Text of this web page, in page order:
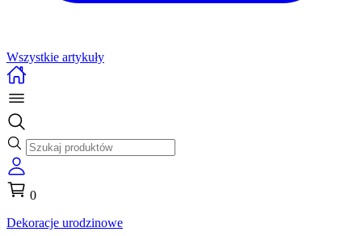
Wszystkie artykuły
0
Dekoracje urodzinowe